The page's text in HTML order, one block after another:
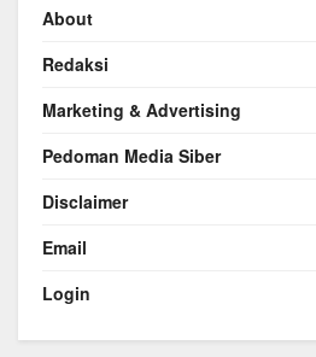
About
Redaksi
Marketing & Advertising
Pedoman Media Siber
Disclaimer
Email
Login